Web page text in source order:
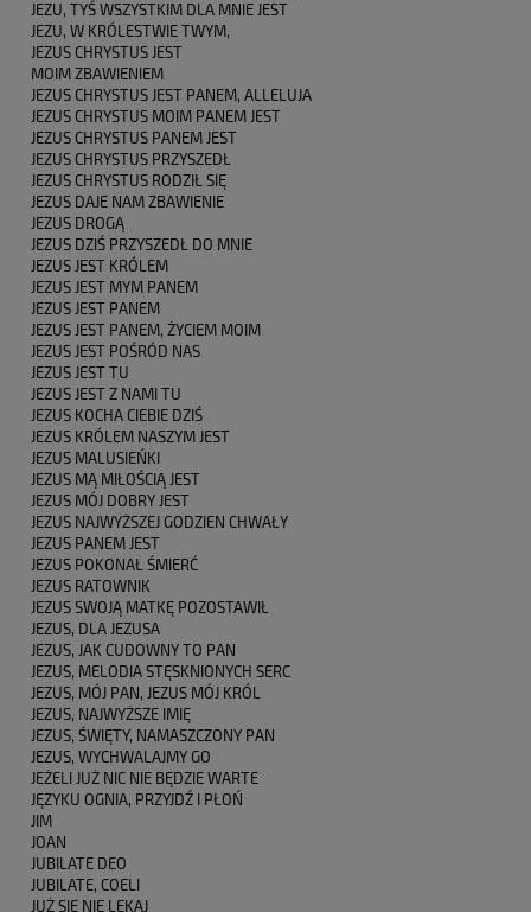
JEZU, TYŚ WSZYSTKIM DLA MNIE JEST
JEZU, W KRÓLESTWIE TWYM,
JEZUS CHRYSTUS JEST
MOIM ZBAWIENIEM
JEZUS CHRYSTUS JEST PANEM, ALLELUJA
JEZUS CHRYSTUS MOIM PANEM JEST
JEZUS CHRYSTUS PANEM JEST
JEZUS CHRYSTUS PRZYSZEDŁ
JEZUS CHRYSTUS RODZIŁ SIĘ
JEZUS DAJE NAM ZBAWIENIE
JEZUS DROGĄ
JEZUS DZIŚ PRZYSZEDŁ DO MNIE
JEZUS JEST KRÓLEM
JEZUS JEST MYM PANEM
JEZUS JEST PANEM
JEZUS JEST PANEM, ŻYCIEM MOIM
JEZUS JEST POŚRÓD NAS
JEZUS JEST TU
JEZUS JEST Z NAMI TU
JEZUS KOCHA CIEBIE DZIŚ
JEZUS KRÓLEM NASZYM JEST
JEZUS MALUSIEŃKI
JEZUS MĄ MIŁOŚCIĄ JEST
JEZUS MÓJ DOBRY JEST
JEZUS NAJWYŻSZEJ GODZIEN CHWAŁY
JEZUS PANEM JEST
JEZUS POKONAŁ ŚMIERĆ
JEZUS RATOWNIK
JEZUS SWOJĄ MATKĘ POZOSTAWIŁ
JEZUS, DLA JEZUSA
JEZUS, JAK CUDOWNY TO PAN
JEZUS, MELODIA STĘSKNIONYCH SERC
JEZUS, MÓJ PAN, JEZUS MÓJ KRÓL
JEZUS, NAJWYŻSZE IMIĘ
JEZUS, ŚWIĘTY, NAMASZCZONY PAN
JEZUS, WYCHWALAJMY GO
JEŻELI JUŻ NIC NIE BĘDZIE WARTE
JĘZYKU OGNIA, PRZYJDŹ I PŁOŃ
JIM
JOAN
JUBILATE DEO
JUBILATE, COELI
JUŻ SIĘ NIE LĘKAJ